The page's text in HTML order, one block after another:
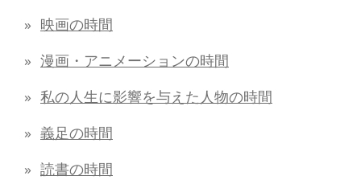
映画の時間
漫画・アニメーションの時間
私の人生に影響を与えた人物の時間
義足の時間
読書の時間